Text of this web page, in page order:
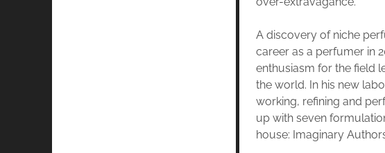
A discovery of niche
career as a perfumer in
enthusiasm for the field
the world. In his new
working, refining and
up with seven
house: Imaginary